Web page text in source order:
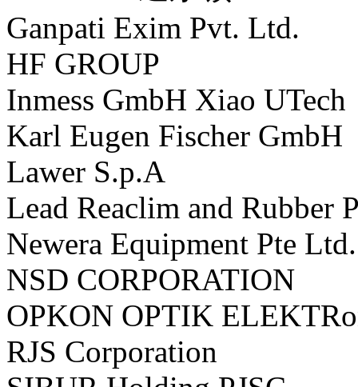
Ganpati Exim Pvt. Ltd.
HF GROUP
Inmess GmbH Xiao UTech
Karl Eugen Fischer GmbH
Lawer S.p.A
Lead Reaclim and Rubber
Newera Equipment Pte Ltd.
NSD CORPORATION
OPKON OPTIK ELEKTRo
RJS Corporation